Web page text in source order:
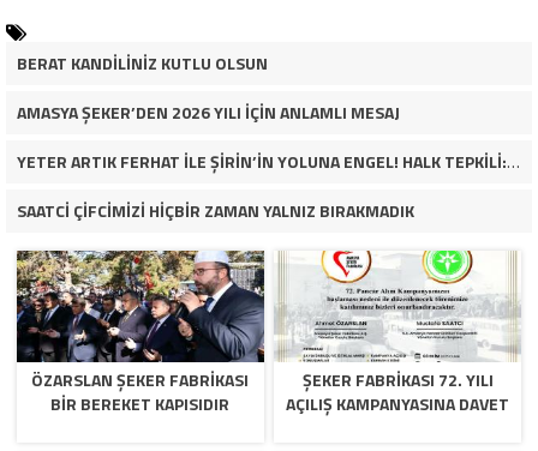
BERAT KANDİLİNİZ KUTLU OLSUN
AMASYA ŞEKER’DEN 2026 YILI İÇİN ANLAMLI MESAJ
YETER ARTIK FERHAT İLE ŞİRİN’İN YOLUNA ENGEL! HALK TEPKİLİ: “YOLU KAPATMAK ÇÖZÜM DEĞİL, GÖREVİNİ YAP!”
SAATCİ ÇİFCİMİZİ HİÇBİR ZAMAN YALNIZ BIRAKMADIK
ÖZARSLAN ŞEKER FABRİKASI
BİR BEREKET KAPISIDIR
ŞEKER FABRİKASI 72. YILI
AÇILIŞ KAMPANYASINA DAVET